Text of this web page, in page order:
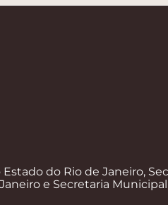
do Rio de Janeiro,
e Secretaria